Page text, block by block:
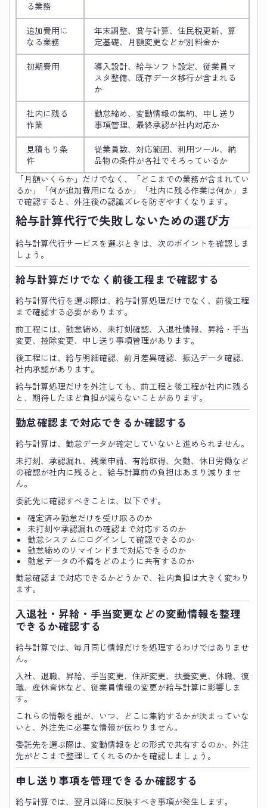
る業務
追加費用に
なる業務
年末調整、賞与計算、住民税更新、算
定基礎、月額変更などが別料金か
初期費用
導入設計、給与ソフト設定、従業員マ
スタ整備、既存データ移行が含まれる
か
社内に残る
作業
勤怠締め、変動情報の集約、申し送り
事項管理、最終承認が社内対応か
見積もり条
件
従業員数、対応範囲、利用ツール、納
品物の条件が各社でそろっているか
「月額いくらか」だけでなく、「どこまでの業務が含まれてい
るか」「何が追加費用になるか」「社内に残る作業は何か」ま
で確認すると、外注後の認識ズレを防ぎやすくなります。
給与計算代行で失敗しないための選び方
給与計算代行サービスを選ぶときは、次のポイントを確認しま
しょう。
給与計算だけでなく前後工程まで確認する
給与計算代行を選ぶ際は、給与計算処理だけでなく、前後工程
まで確認する必要があります。
前工程には、勤怠締め、未打刻確認、入退社情報、昇給・手当
変更、控除変更、申し送り事項管理があります。
後工程には、給与明細確認、前月差異確認、振込データ確認、
社内承認があります。
給与計算処理だけを外注しても、前工程と後工程が社内に残る
と、期待したほど負担が減らないことがあります。
勤怠確認まで対応できるか確認する
給与計算は、勤怠データが確定していないと進められません。
未打刻、承認漏れ、残業申請、有給取得、欠勤、休日労働など
の確認が社内に残ると、給与計算前の負担はあまり減りませ
ん。
委託先に確認すべきことは、以下です。
確定済み勤怠だけを受け取るのか
未打刻や承認漏れの確認まで対応するのか
勤怠システムにログインして確認できるのか
勤怠締めのリマインドまで対応できるのか
勤怠データの不備をどのように共有するのか
勤怠確認まで対応できるかどうかで、社内負担は大きく変わり
ます。
入退社・昇給・手当変更などの変動情報を整理
できるか確認する
給与計算では、毎月同じ情報だけを処理するわけではありませ
ん。
入社、退職、昇給、手当変更、住所変更、扶養変更、休職、復
職、産休育休など、従業員情報の変更が給与計算に影響しま
す。
これらの情報を誰が、いつ、どこに集約するかが決まっていな
いと、外注先に必要な情報が伝わりません。
委託先を選ぶ際は、変動情報をどの形式で共有するのか、外注
先がどこまで整理してくれるのかを確認しましょう。
申し送り事項を管理できるか確認する
給与計算では、翌月以降に反映すべき事項が発生します。